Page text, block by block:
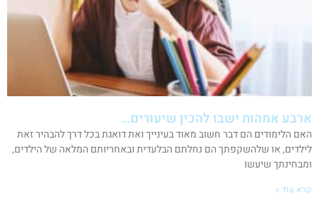
ארבע אמהות ישבו להכין שיעורים…
האם הלימודים הם דבר חשוב מאוד בעינייך ואת דואגת בכל דרך להבהיר זאת
לילדים, או שלהשקפתך הם נחלתם הבלעדית ובאחריותם המלאה של הילדים,
ומבחינתך שיעשו
קרא עוד »